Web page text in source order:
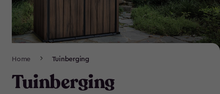
Navigation
Home Tuinberging
Tuinberging